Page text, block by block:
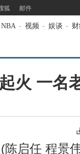
狐 邮件
NBA - 视频 - 娱谈 -
火 一名
启任 程景伟